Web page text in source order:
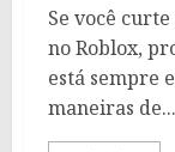
Se você
no Roblox,
está sempre
maneiras de...